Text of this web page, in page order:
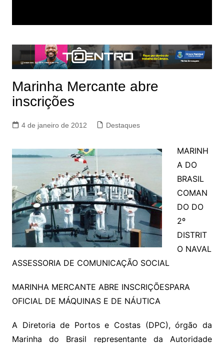
Marinha Mercante abre
inscrições
4 de janeiro de 2012 Destaques
MARINH
A DO
BRASIL
COMAN
DO DO
2º
DISTRIT
O NAVAL
ASSESSORIA DE COMUNICAÇÃO SOCIAL
MARINHA MERCANTE ABRE INSCRIÇÕESPARA
OFICIAL DE MÁQUINAS E DE NÁUTICA
A Diretoria de Portos e Costas (DPC), órgão da
Marinha do Brasil representante da Autoridade